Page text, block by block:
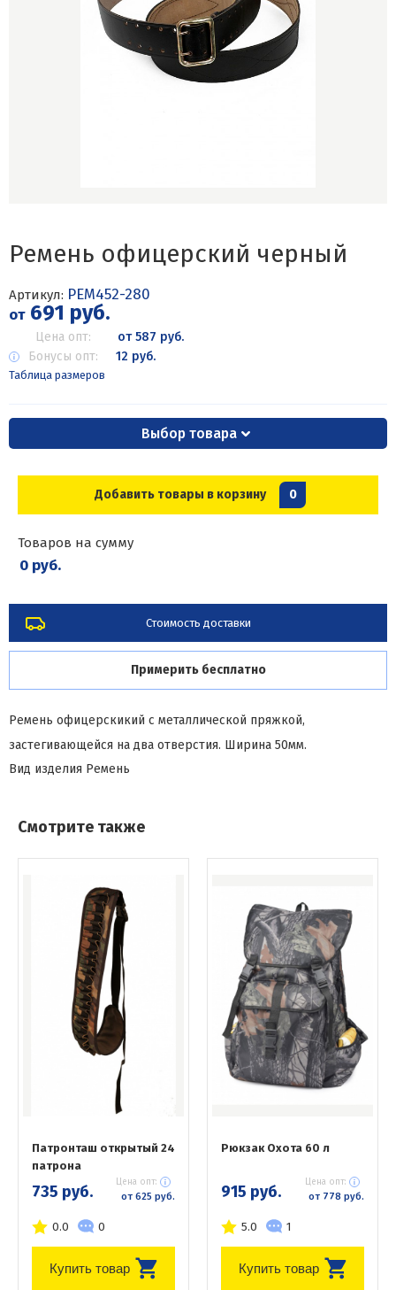
Ремень офицерский черный
Артикул: РЕМ452-280
от691 руб.
Цена опт:
от 587 руб.
Бонусы опт:
12 руб.
Таблица размеров
Выбор товара
Добавить товары в корзину 0
Товаров на сумму
0 руб.
Стоимость доставки
Примерить бесплатно
Ремень офицерскикий с металлической пряжкой,
застегивающейся на два отверстия. Ширина 50мм.
Вид изделия Ремень
Смотрите также
Патронташ открытый 24
патрона
735 руб. Цена опт:
от 625 руб.
0.0 0
Купить товар
Рюкзак Охота 60 л
915 руб. Цена опт:
от 778 руб.
5.0 1
Купить товар